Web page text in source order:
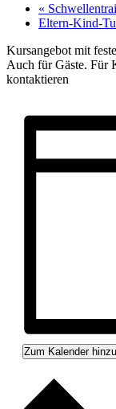
«
Eltern-Kind-
Kursangebot mit
Auch für Gäste. Für
kontaktieren
Zum Kalender